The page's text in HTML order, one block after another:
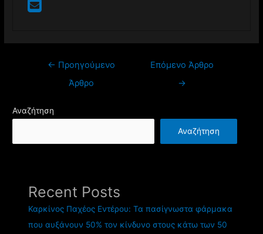
Πλοήγηση
← Προηγούμενο
Άρθρο
Επόμενο Άρθρο
→
Αναζήτηση
Αναζήτηση
Recent Posts
Καρκίνος Παχέος Εντέρου: Τα πασίγνωστα φάρμακα
που αυξάνουν 50% τον κίνδυνο στους κάτω των 50